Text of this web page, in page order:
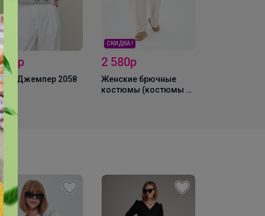
Джемпер 2058
СКИДКА !
2 580р
Женские брючные
костюмы (костюмы с